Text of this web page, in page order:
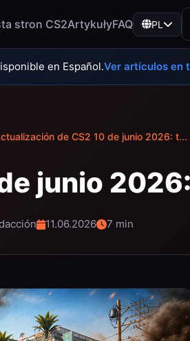
stron CS2ArtykułyFAQ PL
en Español.Ver artículos en
de CS2 10 de junio 2026: t...
junio
11.06.2026 7 min